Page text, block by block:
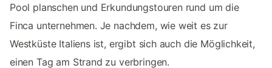
Pool planschen und Erkundungstouren rund um die
Finca unternehmen. Je nachdem, wie weit es zur
Westküste Italiens ist, ergibt sich auch die Möglichkeit,
einen Tag am Strand zu verbringen.